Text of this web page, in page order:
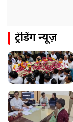
ट्रेंडिंग न्यूज़